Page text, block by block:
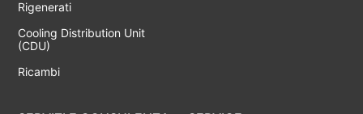
Rigenerati
Cooling Distribution Unit
(CDU)
Ricambi